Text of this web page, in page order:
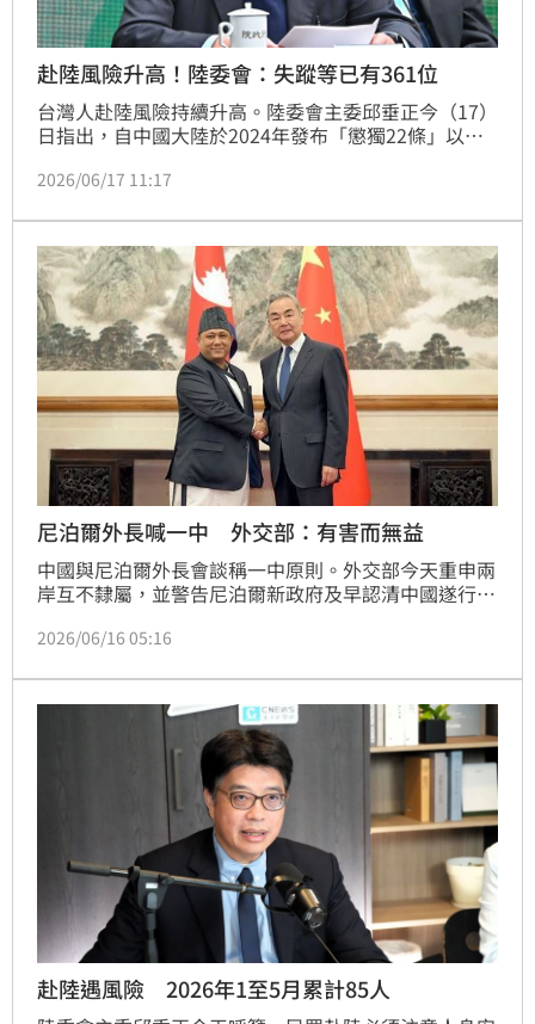
赴陸風險升高！陸委會：失蹤等已有361位
台灣人赴陸風險持續升高。陸委會主委邱垂正今（17）
日指出，自中國大陸於2024年發布「懲獨22條」以
被限制人身自由的案件明顯增加。統計顯示，從2024
府呼籲國人前往中國大陸前務必審慎評估風險。（記者
唐家興）
2026/06/17 11:17
尼泊爾外長喊一中 外交部：有害而無益
中國與尼泊爾外長會談稱一中原則。外交部今天重申兩
岸互不隸屬，並警告尼泊爾新政府及早認清中國遂行擴
則」對尼國僅有害而無益。
2026/06/16 05:16
赴陸遇風險 2026年1至5月累計85人